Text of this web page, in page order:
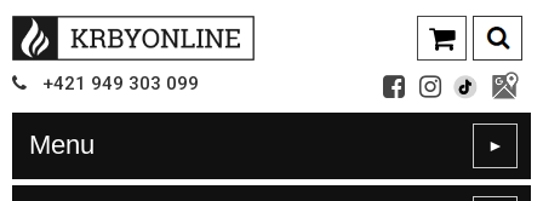
+421 949 303 099
Menu ►